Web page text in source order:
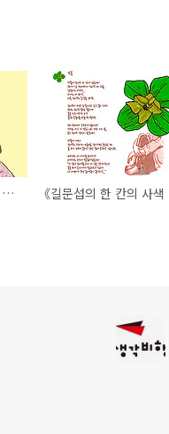
《길문섭의 한 칸의 사색 8》 아름다운 여자